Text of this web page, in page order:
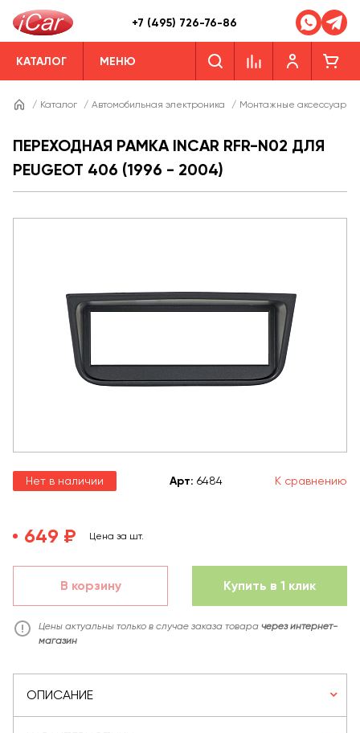
+7 (495) 726-76-86
КАТАЛОГ МЕНЮ
/ Каталог / Автомобильная электроника / Монтажные аксессуары
ПЕРЕХОДНАЯ РАМКА INCAR RFR-N02 ДЛЯ
PEUGEOT 406 (1996 - 2004)
Нет в наличии Арт: 6484 К сравнению
649 ₽ Цена за шт.
В корзину Купить в 1 клик
Цены актуальны только в случае заказа товара через интернет-
магазин
ОПИСАНИЕ